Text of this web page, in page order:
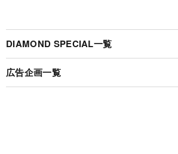
DIAMOND SPECIAL一覧
広告企画一覧